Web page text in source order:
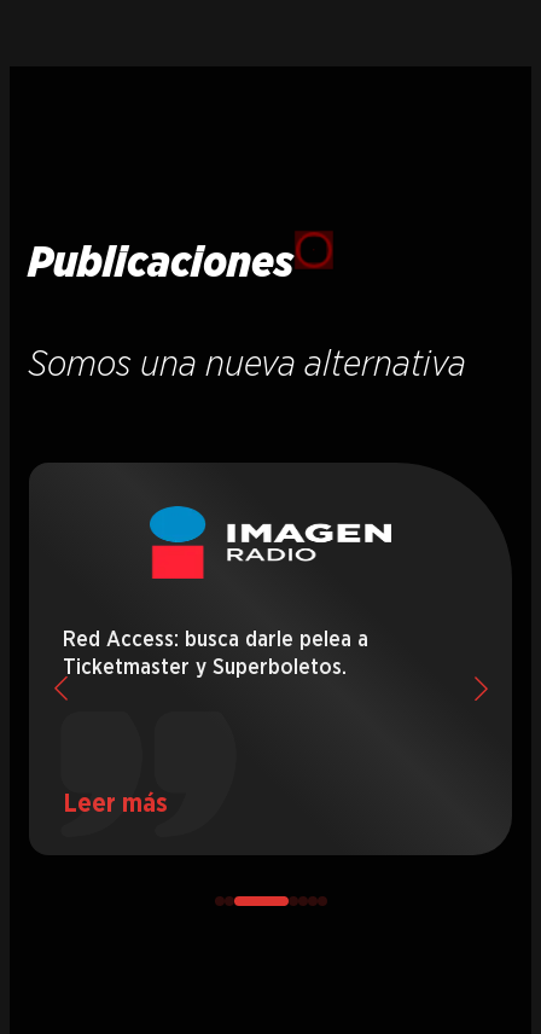
Publicaciones
Somos una nueva alternativa
Red Access: busca darle pelea a
Ticketmaster y Superboletos.
Leer más